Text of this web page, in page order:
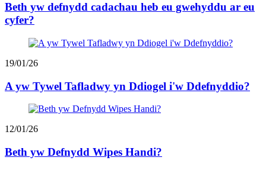
Beth yw defnydd cadachau heb eu gwehyddu ar eu
cyfer?
19/01/26
A yw Tywel Tafladwy yn Ddiogel i'w Ddefnyddio?
12/01/26
Beth yw Defnydd Wipes Handi?